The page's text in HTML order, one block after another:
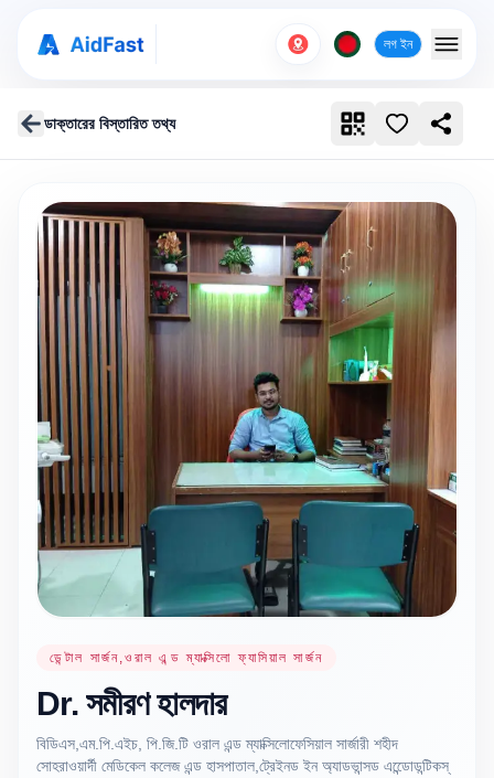
লগ ইন
ডাক্তারের বিস্তারিত তথ্য
ডেন্টাল সার্জন,ওরাল এন্ড ম্যাক্সিলো ফ্যাসিয়াল সার্জন
Dr. সমীরণ হালদার
বিডিএস,এম.পি.এইচ, পি.জি.টি ওরাল এন্ড ম্যাক্সিলোফেসিয়াল সার্জারী শহীদ
সোহরাওয়ার্দী মেডিকেল কলেজ এন্ড হাসপাতাল,ট্রেইনড ইন অ্যাডভান্সড এন্ডোেডন্টিকস্